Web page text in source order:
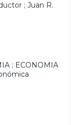
; Juan R.
; ECONOMIA